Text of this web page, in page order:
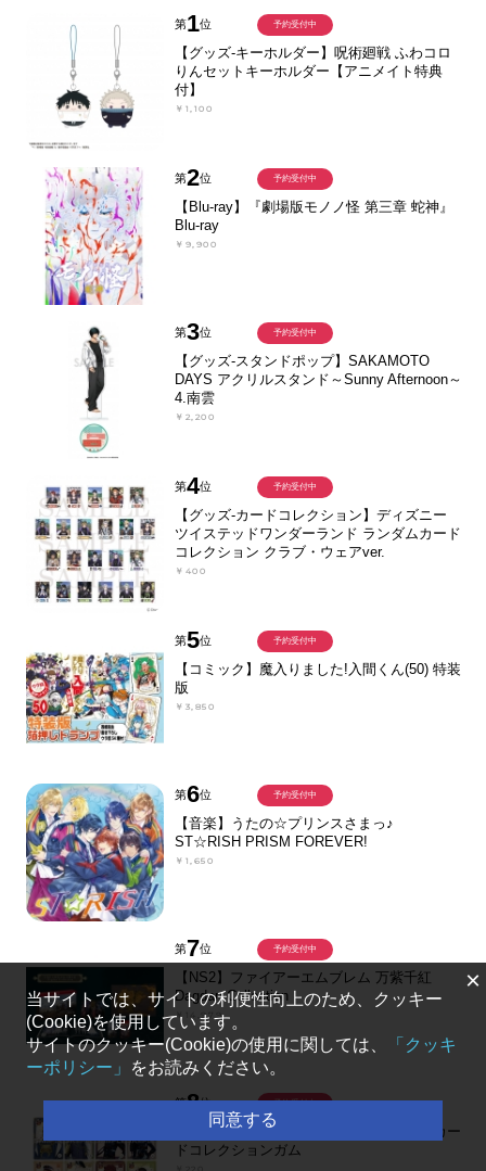
第1位
【グッズ-キーホルダー】呪術廻戦 ふわコロ
りんセットキーホルダー【アニメイト特典
付】
￥1,100
予約受付中
第2位
【Blu-ray】『劇場版モノノ怪 第三章 蛇神』
Blu-ray
￥9,900
予約受付中
第3位
【グッズ-スタンドポップ】SAKAMOTO
DAYS アクリルスタンド～Sunny Afternoon～
4.南雲
￥2,200
予約受付中
第4位
【グッズ-カードコレクション】ディズニー
ツイステッドワンダーランド ランダムカード
コレクション クラブ・ウェアver.
￥400
予約受付中
第5位
【コミック】魔入りました!入間くん(50) 特装
版
￥3,850
予約受付中
第6位
【音楽】うたの☆プリンスさまっ♪
ST☆RISH PRISM FOREVER!
￥1,650
予約受付中
第7位
【NS2】ファイアーエムブレム 万紫千紅
Dagdan Collection
￥14,979
予約受付中
第8位
【グッズ-食品】刀剣乱舞ONLINE クリアカー
ドコレクションガム
予約受付中
×
当サイトでは、サイトの利便性向上のため、クッキー
(Cookie)を使用しています。
サイトのクッキー(Cookie)の使用に関しては、
「クッキ
ーポリシー」
をお読みください。
同意する